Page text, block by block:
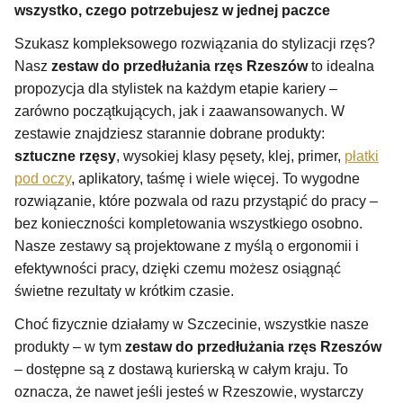
wszystko, czego potrzebujesz w jednej paczce
Szukasz kompleksowego rozwiązania do stylizacji rzęs?
Nasz zestaw do przedłużania rzęs Rzeszówto idealna
propozycja dla stylistek na każdym etapie kariery –
zarówno początkujących, jak i zaawansowanych. W
zestawie znajdziesz starannie dobrane produkty:
sztuczne rzęsy, wysokiej klasy pęsety, klej, primer, płatki
pod oczy, aplikatory, taśmę i wiele więcej. To wygodne
rozwiązanie, które pozwala od razu przystąpić do pracy –
bez konieczności kompletowania wszystkiego osobno.
Nasze zestawy są projektowane z myślą o ergonomii i
efektywności pracy, dzięki czemu możesz osiągnąć
świetne rezultaty w krótkim czasie.
Choć fizycznie działamy w Szczecinie, wszystkie nasze
produkty – w tym zestaw do przedłużania rzęs Rzeszów
– dostępne są z dostawą kurierską w całym kraju. To
oznacza, że nawet jeśli jesteś w Rzeszowie, wystarczy